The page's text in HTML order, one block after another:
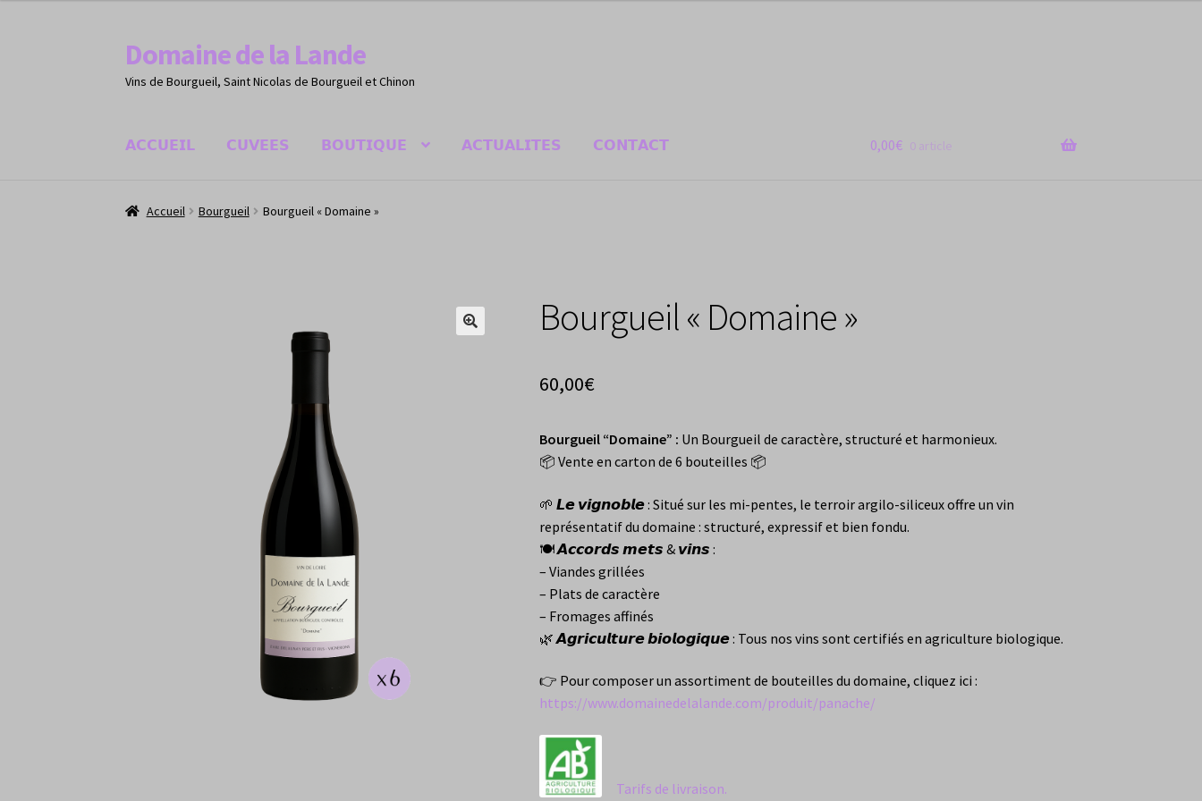
Aller
à
la
Aller
au
contenu
Domaine de la Lande
Vins de Bourgueil, Saint Nicolas de Bourgueil et Chinon
𝗔𝗖𝗖𝗨𝗘𝗜𝗟 𝗖𝗨𝗩𝗘𝗘𝗦 𝗕𝗢𝗨𝗧𝗜𝗤𝗨𝗘 𝗔𝗖𝗧𝗨𝗔𝗟𝗜𝗧𝗘𝗦 𝗖𝗢𝗡𝗧𝗔𝗖𝗧 0,00€ 0 article
Accueil Bourgueil Bourgueil « Domaine »
Bourgueil « Domaine »
60,00€
Bourgueil “Domaine” : Un Bourgueil de caractère, structuré et harmonieux.
📦 Vente en carton de 6 bouteilles 📦
🌱 𝙇𝙚 𝙫𝙞𝙜𝙣𝙤𝙗𝙡𝙚 : Situé sur les mi-pentes, le terroir argilo-siliceux offre un vin
représentatif du domaine : structuré, expressif et bien fondu.
🍽️ 𝘼𝙘𝙘𝙤𝙧𝙙𝙨 𝙢𝙚𝙩𝙨 & 𝙫𝙞𝙣𝙨 :
– Viandes grillées
– Plats de caractère
– Fromages affinés
🌿 𝘼𝙜𝙧𝙞𝙘𝙪𝙡𝙩𝙪𝙧𝙚 𝙗𝙞𝙤𝙡𝙤𝙜𝙞𝙦𝙪𝙚 : Tous nos vins sont certifiés en agriculture biologique.
👉 Pour composer un assortiment de bouteilles du domaine, cliquez ici :
https://www.domainedelalande.com/produit/panache/
Tarifs de livraison.